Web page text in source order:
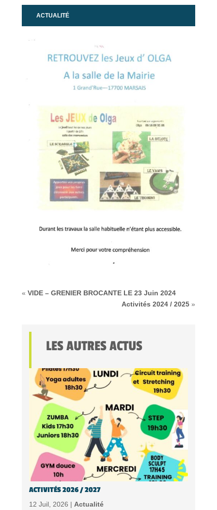
ACTUALITÉ
« VIDE – GRENIER BROCANTE LE 23 Juin 2024
Activités 2024 / 2025 »
LES AUTRES ACTUS
ACTIVITÉS 2026 / 2027
12 Juil, 2026 | Actualité